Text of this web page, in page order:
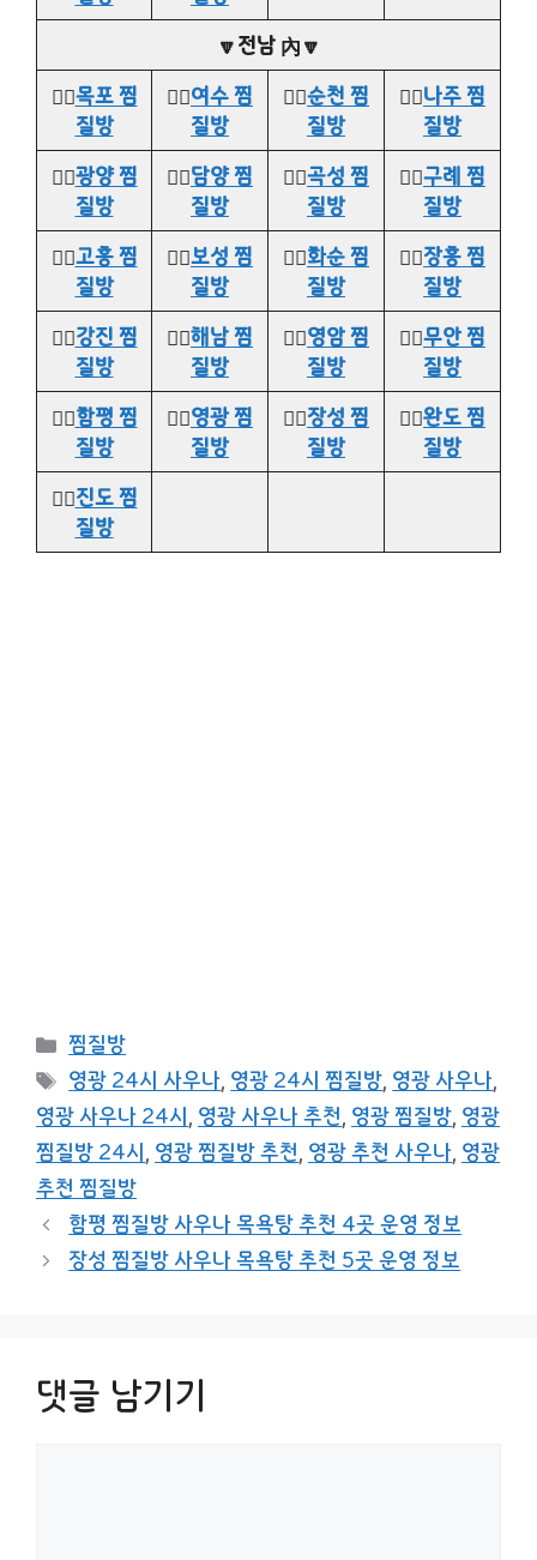
🔽전남 內🔽
👉🏻목포 찜
질방
👉🏻여수 찜
질방
👉🏻순천 찜
질방
👉🏻나주 찜
질방
👉🏻광양 찜
질방
👉🏻담양 찜
질방
👉🏻곡성 찜
질방
👉🏻구례 찜
질방
👉🏻고흥 찜
질방
👉🏻보성 찜
질방
👉🏻화순 찜
질방
👉🏻장흥 찜
질방
👉🏻강진 찜
질방
👉🏻해남 찜
질방
👉🏻영암 찜
질방
👉🏻무안 찜
질방
👉🏻함평 찜
질방
👉🏻영광 찜
질방
👉🏻장성 찜
질방
👉🏻완도 찜
질방
👉🏻진도 찜
질방
카
테
고
리
찜질방
태
그
영광 24시 사우나, 영광 24시 찜질방, 영광 사우나,
영광 사우나 24시, 영광 사우나 추천, 영광 찜질방, 영광
찜질방 24시, 영광 찜질방 추천, 영광 추천 사우나, 영광
추천 찜질방
함평 찜질방 사우나 목욕탕 추천 4곳 운영 정보
장성 찜질방 사우나 목욕탕 추천 5곳 운영 정보
댓글 남기기